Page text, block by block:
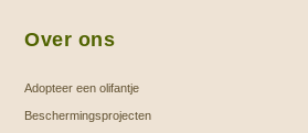
Over ons
Adopteer een olifantje
Beschermingsprojecten